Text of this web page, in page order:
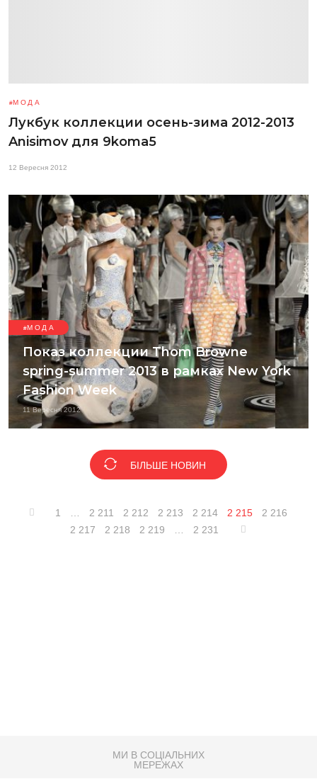
МОДА
Лукбук коллекции осень-зима 2012-2013
Anisimov для 9koma5
12 Вересня 2012
МОДА
Показ коллекции Thom Browne
spring-summer 2013 в рамках New York
Fashion Week
11 Вересня 2012
БІЛЬШЕ НОВИН
1 2 211 2 212 2 213 2 214 2 215
2 216
2 217
2 218 2 219 2 231
МИ В СОЦІАЛЬНИХ
МЕРЕЖАХ